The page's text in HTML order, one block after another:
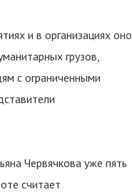
и в организациях оно
грузов,
с ограниченными
Червячкова уже пять
считает